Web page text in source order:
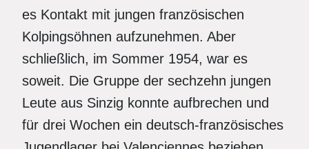
es Kontakt mit jungen französischen
Kolpingsöhnen aufzunehmen. Aber
schließlich, im Sommer 1954, war es
soweit. Die Gruppe der sechzehn jungen
Leute aus Sinzig konnte aufbrechen und
für drei Wochen ein deutsch-französisches